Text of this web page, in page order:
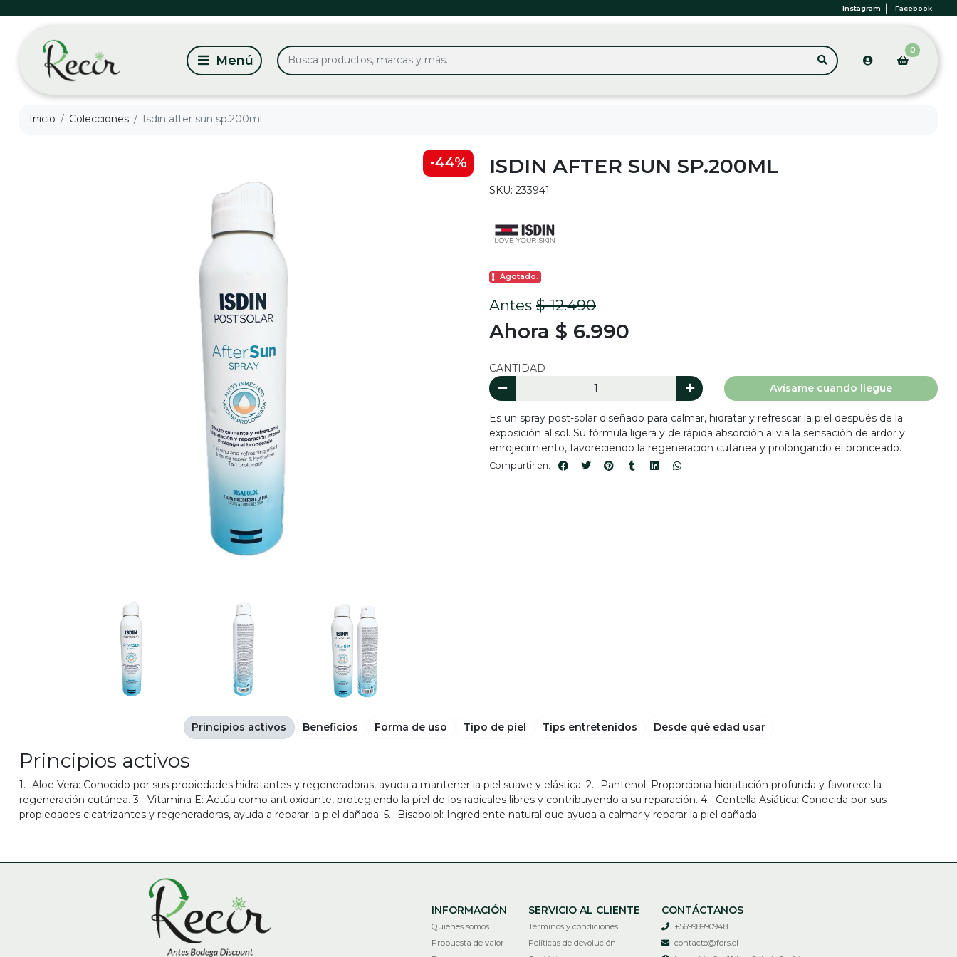
Instagram Facebook
0
Inicio Colecciones Isdin after sun sp.200ml
-44% ISDIN AFTER SUN SP.200ML
SKU: 233941
Agotado.
Antes $ 12.490
Ahora $ 6.990
CANTIDAD
Avísame cuando llegue
Es un spray post-solar diseñado para calmar, hidratar y refrescar la piel después de la
exposición al sol. Su fórmula ligera y de rápida absorción alivia la sensación de ardor y
enrojecimiento, favoreciendo la regeneración cutánea y prolongando el bronceado.
Compartir en:
Principios activos
1.- Aloe Vera: Conocido por sus propiedades hidratantes y regeneradoras, ayuda a mantener la piel suave y elástica. 2.- Pantenol: Proporciona hidratación profunda y favorece la
regeneración cutánea. 3.- Vitamina E: Actúa como antioxidante, protegiendo la piel de los radicales libres y contribuyendo a su reparación. 4.- Centella Asiática: Conocida por sus
propiedades cicatrizantes y regeneradoras, ayuda a reparar la piel dañada. 5.- Bisabolol: Ingrediente natural que ayuda a calmar y reparar la piel dañada.
Principios activos Beneficios Forma de uso Tipo de piel Tips entretenidos Desde qué edad usar
INFORMACIÓN
Quiénes somos
Propuesta de valor
SERVICIO AL CLIENTE
Términos y condiciones
Políticas de devolución
CONTÁCTANOS
+56998990948
contacto@fors.cl